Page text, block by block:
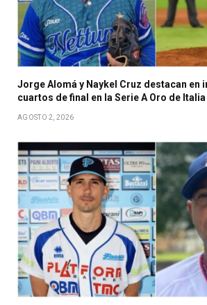
Jorge Alomá y Naykel Cruz destacan en
cuartos de final en la Serie A Oro de Italia
AGOSTO 2, 2026